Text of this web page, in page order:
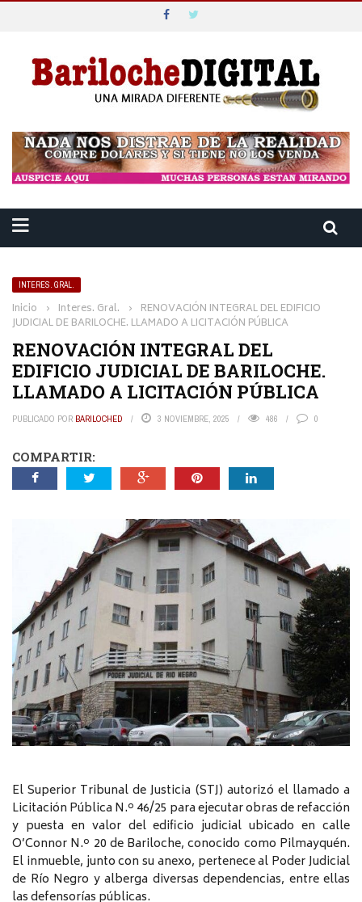
INTERES. GRAL.
Inicio › Interes. Gral. › RENOVACIÓN INTEGRAL DEL EDIFICIO
JUDICIAL DE BARILOCHE. LLAMADO A LICITACIÓN PÚBLICA
RENOVACIÓN INTEGRAL DEL
EDIFICIO JUDICIAL DE BARILOCHE.
LLAMADO A LICITACIÓN PÚBLICA
PUBLICADO POR BARILOCHED 3 NOVIEMBRE, 2025 486 0
COMPARTIR:
El Superior Tribunal de Justicia (STJ) autorizó el llamado a
Licitación Pública N.º 46/25 para ejecutar obras de refacción
y puesta en valor del edificio judicial ubicado en calle
O’Connor N.º 20 de Bariloche, conocido como Pilmayquén.
El inmueble, junto con su anexo, pertenece al Poder Judicial
de Río Negro y alberga diversas dependencias, entre ellas
las defensorías públicas.